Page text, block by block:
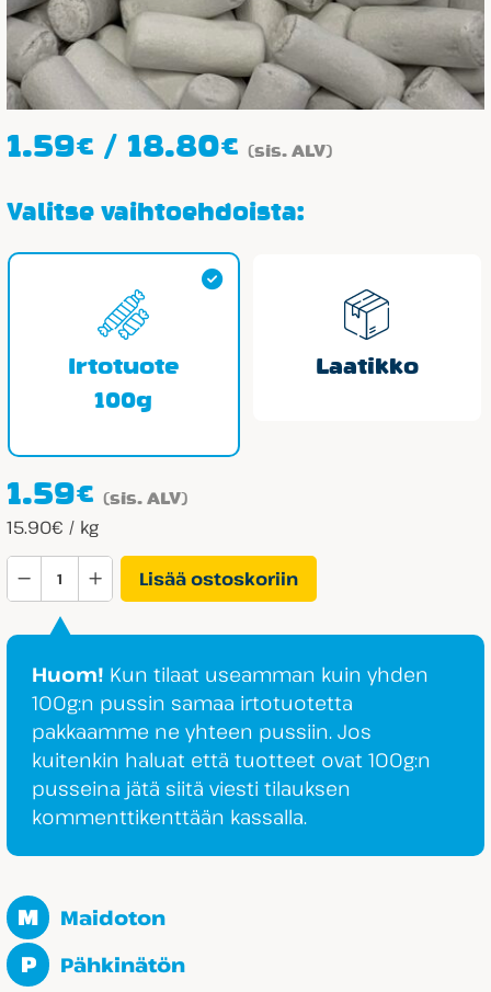
1.59€ / 18.80€Hintaluokka:
-
18.80€
(sis. ALV)
Valitse vaihtoehdoista:
Irtotuote
100g
Laatikko
1.59€ (sis. ALV)
15.90€ / kg
Cloetta
Liitulaku
Original
Lisää ostoskoriin
Huom! Kun tilaat useamman kuin yhden
100g:n pussin samaa irtotuotetta
pakkaamme ne yhteen pussiin. Jos
kuitenkin haluat että tuotteet ovat 100g:n
pusseina jätä siitä viesti tilauksen
kommenttikenttään kassalla.
M Maidoton
P Pähkinätön